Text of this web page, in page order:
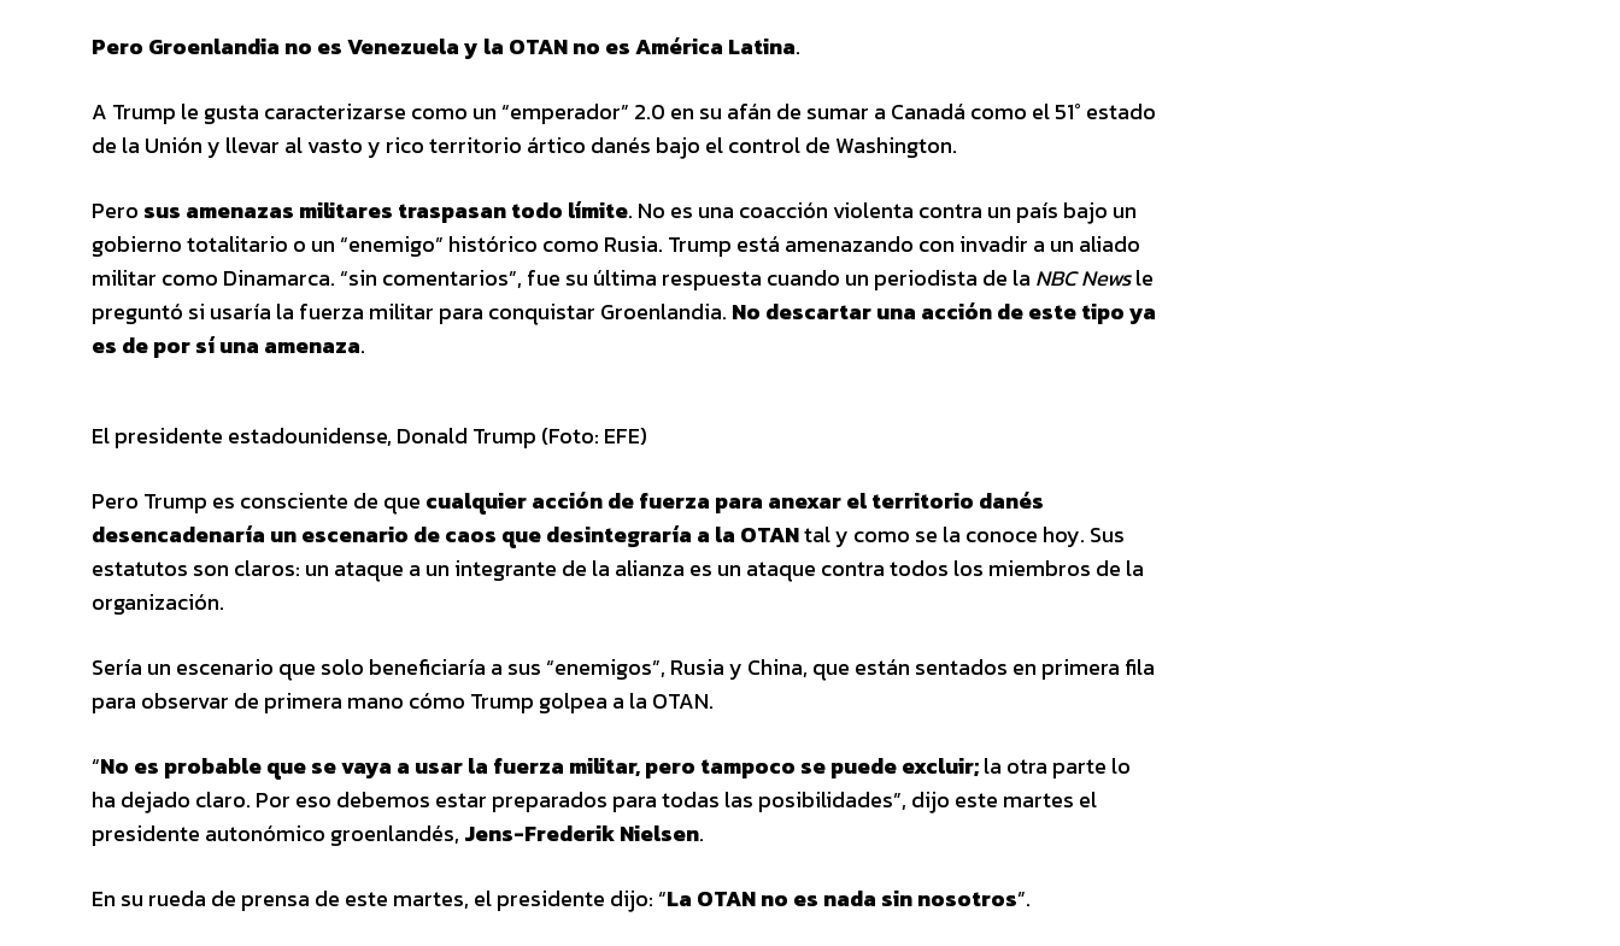
Pero Groenlandia no es Venezuela y la OTAN no es América Latina.
A Trump le gusta caracterizarse como un “emperador” 2.0 en su afán de sumar a Canadá como el 51° estado
de la Unión y llevar al vasto y rico territorio ártico danés bajo el control de Washington.
Pero sus amenazas militares traspasan todo límite. No es una coacción violenta contra un país bajo un
gobierno totalitario o un “enemigo” histórico como Rusia. Trump está amenazando con invadir a un aliado
militar como Dinamarca. “sin comentarios”, fue su última respuesta cuando un periodista de la NBC Newsle
preguntó si usaría la fuerza militar para conquistar Groenlandia. No descartar una acción de este tipo ya
es de por sí una amenaza.
El presidente estadounidense, Donald Trump (Foto: EFE)
Pero Trump es consciente de que cualquier acción de fuerza para anexar el territorio danés
desencadenaría un escenario de caos que desintegraría a la OTANtal y como se la conoce hoy. Sus
estatutos son claros: un ataque a un integrante de la alianza es un ataque contra todos los miembros de la
organización.
Sería un escenario que solo beneficiaría a sus “enemigos”, Rusia y China, que están sentados en primera fila
para observar de primera mano cómo Trump golpea a la OTAN.
“No es probable que se vaya a usar la fuerza militar, pero tampoco se puede excluir;la otra parte lo
ha dejado claro. Por eso debemos estar preparados para todas las posibilidades”, dijo este martes el
presidente autonómico groenlandés, Jens-Frederik Nielsen.
En su rueda de prensa de este martes, el presidente dijo: “La OTAN no es nada sin nosotros”.